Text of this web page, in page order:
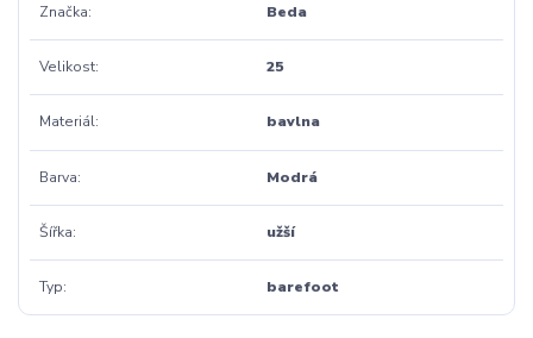
Značka Beda
Velikost 25
Materiál bavlna
Barva Modrá
Šířka užší
Typ barefoot